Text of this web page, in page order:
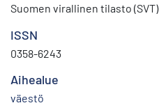
Suomen virallinen tilasto (SVT)
ISSN
0358-6243
Aihealue
väestö